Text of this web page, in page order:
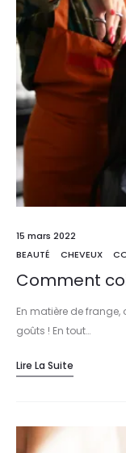
15 mars 2022
BEAUTÉ
CHEVEUX
Comment
En matière de frange,
goûts ! En tout…
Lire La Suite